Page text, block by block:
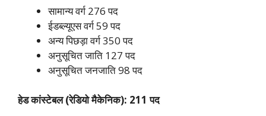
सामान्य वर्ग 276 पद
ईडब्ल्यूएस वर्ग 59 पद
अन्य पिछड़ा वर्ग 350 पद
अनुसूचित जाति 127 पद
अनुसूचित जनजाति 98 पद
हेड कांस्टेबल (रेडियो मैकेनिक): 211 पद